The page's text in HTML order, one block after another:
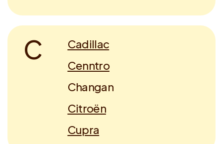
C
Cadillac
Cenntro
Changan
Citroën
Cupra